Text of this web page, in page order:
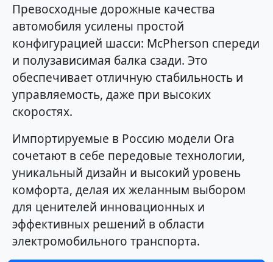
Превосходные дорожные качества
автомобиля усилены простой
конфигурацией шасси: McPherson спереди
и полузависимая балка сзади. Это
обеспечивает отличную стабильность и
управляемость, даже при высоких
скоростях.
Импортируемые в Россию модели Ora
сочетают в себе передовые технологии,
уникальный дизайн и высокий уровень
комфорта, делая их желанным выбором
для ценителей инновационных и
эффективных решений в области
электромобильного транспорта.